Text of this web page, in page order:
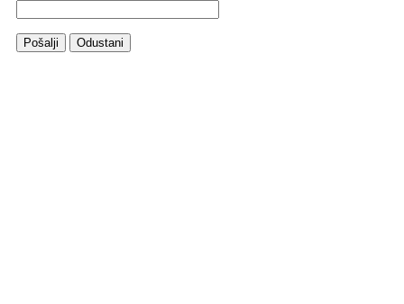
Pošalji Odustani